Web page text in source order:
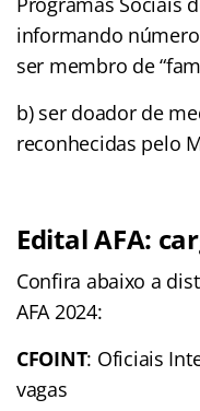
informando número
ser membro de
b) ser doador de
reconhecidas pelo
Edital AFA:
Confira abaixo a
AFA 2024:
CFOINT: Oficiais
vagas